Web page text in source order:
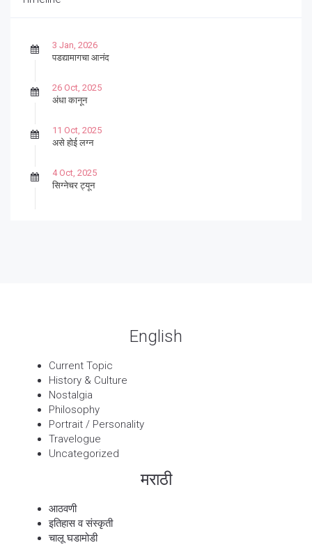
3 Jan, 2026
पडद्यामागचा आनंद
26 Oct, 2025
अंधा कानून
11 Oct, 2025
असे होई लग्न
4 Oct, 2025
सिग्नेचर ट्यून
English
Current Topic
History & Culture
Nostalgia
Philosophy
Portrait / Personality
Travelogue
Uncategorized
मराठी
आठवणी
इतिहास व संस्कृती
चालू घडामोडी